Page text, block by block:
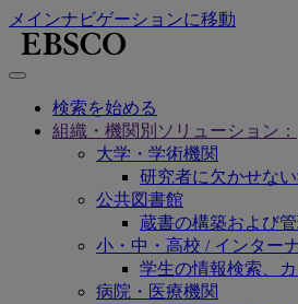
メインナビゲーションに移動
検索を始める
組織・機関別ソリューション：
大学・学術機関
研究者に欠かせな
公共図書館
蔵書の構築および
小・中・高校 / インター
学生の情報検索、
病院・医療機関